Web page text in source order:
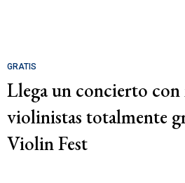
GRATIS
Llega un concierto con
violinistas totalmente
Violin Fest